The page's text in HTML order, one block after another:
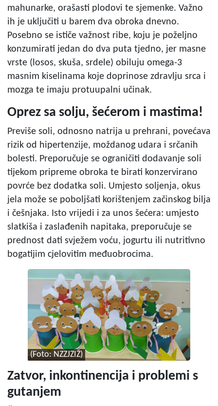
mahunarke, orašasti plodovi te sjemenke. Važno
ih je uključiti u barem dva obroka dnevno.
Posebno se ističe važnost ribe, koju je poželjno
konzumirati jedan do dva puta tjedno, jer masne
vrste (losos, skuša, srdele) obiluju omega-3
masnim kiselinama koje doprinose zdravlju srca i
mozga te imaju protuupalni učinak.
Oprez sa solju, šećerom i mastima!
Previše soli, odnosno natrija u prehrani, povećava
rizik od hipertenzije, moždanog udara i srčanih
bolesti. Preporučuje se ograničiti dodavanje soli
tijekom pripreme obroka te birati konzervirano
povrće bez dodatka soli. Umjesto soljenja, okus
jela može se poboljšati korištenjem začinskog bilja
i češnjaka. Isto vrijedi i za unos šećera: umjesto
slatkiša i zaslađenih napitaka, preporučuje se
prednost dati svježem voću, jogurtu ili nutritivno
bogatijim cjelovitim međuobrocima.
(Foto: NZZJZIŽ)
Zatvor, inkontinencija i problemi s
gutanjem